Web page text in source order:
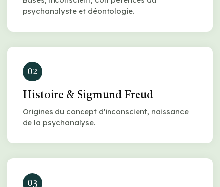
psychanalyste et déontologie.
02
Histoire & Sigmund Freud
Origines du concept d'inconscient, naissance
de la psychanalyse.
03